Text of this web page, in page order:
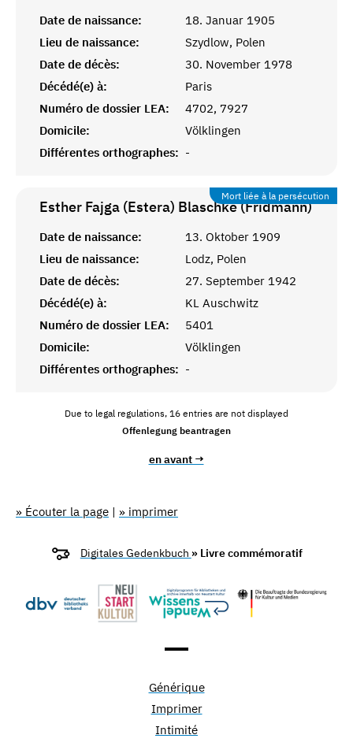
Date de naissance:
18. Januar 1905
Lieu de naissance:
Szydlow, Polen
Date de décès:
30. November 1978
Décédé(e) à:
Paris
Numéro de dossier LEA:
4702, 7927
Domicile:
Völklingen
Différentes orthographes: -
Mort liée à la persécution
Esther Fajga (Estera) Blaschke (Fridmann)
Date de naissance:
13. Oktober 1909
Lieu de naissance:
Lodz, Polen
Date de décès:
27. September 1942
Décédé(e) à:
KL Auschwitz
Numéro de dossier LEA:
5401
Domicile:
Völklingen
Différentes orthographes: -
Due to legal regulations, 16 entries are not displayed
Offenlegung beantragen
en avant →
» Écouter la page | » imprimer
Digitales Gedenkbuch » Livre commémoratif
Générique
Imprimer
Intimité